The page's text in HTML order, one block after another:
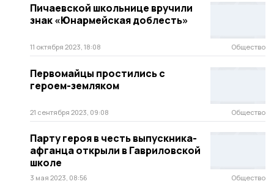
Пичаевской школьнице вручили
знак «Юнармейская доблесть»
11 октября 2023, 18:08 Общество
Первомайцы простились с
героем-земляком
21 сентября 2023, 09:08 Общество
Парту героя в честь выпускника-
афганца открыли в Гавриловской
школе
3 мая 2023, 08:56 Общество